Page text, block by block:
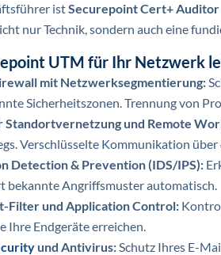
istSecurepoint Cert+ Auditor
nur Technik, sondern auch eine
UTM für Ihr Netzwerk
mit Netzwerksegmentierung:
Sicherheitszonen. Trennung von
Standortvernetzung und Remote
Verschlüsselte Kommunikation
Detection & Prevention (IDS/IPS):
bekannte Angriffsmuster automatisch.
Filter und Application Control:
Ihre Endgeräte erreichen.
und Antivirus: Schutz Ihres E-